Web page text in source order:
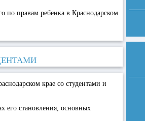
по правам ребенка в Краснодарском
крае со студентами и
его становления, основных